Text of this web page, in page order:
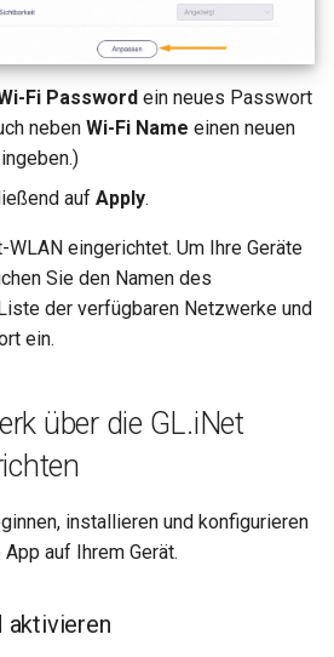
Abdeckung meines
U-Boot-Version
Fi Password ein neues Passwort
neben Wi-Fi Name einen neuen
auf Apply.
WLAN eingerichtet. Um Ihre Geräte
Sie den Namen des
der verfügbaren Netzwerke und
ein.
über die GL.iNet
installieren und konfigurieren
auf Ihrem Gerät.
aktivieren